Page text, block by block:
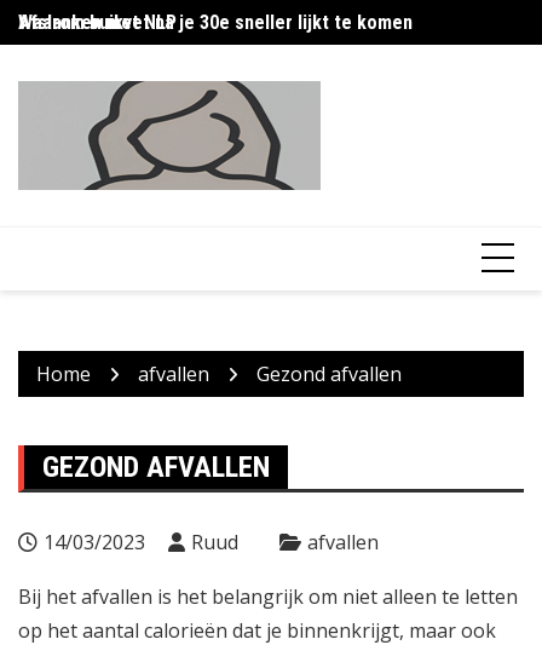
Skip
to
Afslanken met NLP
Waarom buikvet na je 30e sneller lijkt te komen
Home afvallen Gezond afvallen
GEZOND AFVALLEN
14/03/2023 Ruud afvallen
Bij het afvallen is het belangrijk om niet alleen te letten
op het aantal calorieën dat je binnenkrijgt, maar ook